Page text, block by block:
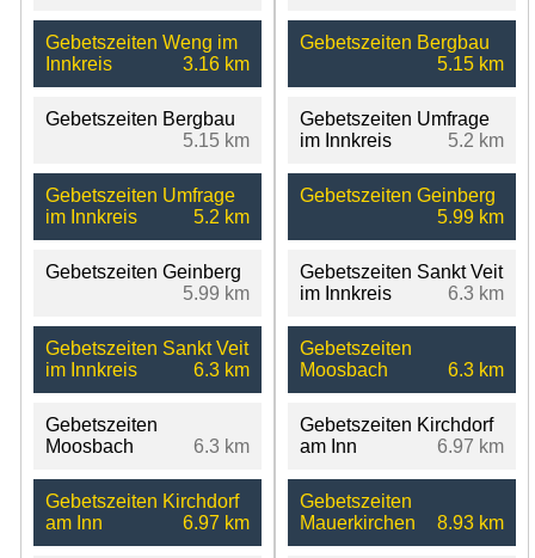
Gebetszeiten Weng im
Innkreis
3.16 km
Gebetszeiten Bergbau
5.15 km
Gebetszeiten Umfrage
im Innkreis
5.2 km
Gebetszeiten Geinberg
5.99 km
Gebetszeiten Sankt Veit
im Innkreis
6.3 km
Gebetszeiten
Moosbach
6.3 km
Gebetszeiten Kirchdorf
am Inn
6.97 km
Gebetszeiten Bergbau
5.15 km
Gebetszeiten Umfrage
im Innkreis
5.2 km
Gebetszeiten Geinberg
5.99 km
Gebetszeiten Sankt Veit
im Innkreis
6.3 km
Gebetszeiten
Moosbach
6.3 km
Gebetszeiten Kirchdorf
am Inn
6.97 km
Gebetszeiten
Mauerkirchen
8.93 km